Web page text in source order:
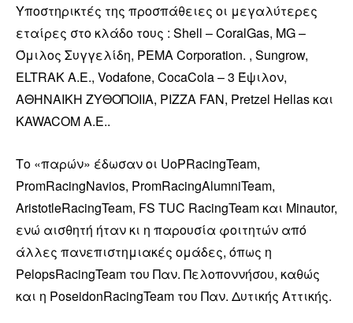
Υποστηρικτές της προσπάθειες οι μεγαλύτερες
εταίρες στο κλάδο τους : Shell – CoralGas, MG –
Όμιλος Συγγελίδη, PEMA Corporation. , Sungrow,
ELTRAK A.E., Vodafone, CocaCola – 3 Έψιλον,
ΑΘΗΝΑΙΚΗ ΖΥΘΟΠΟΙΙΑ, PIZZA FAN, Pretzel Hellas και
KAWACOM A.E..
Το «παρών» έδωσαν οι UoPRacingTeam,
PromRacingNavios, PromRacingAlumniTeam,
AristotleRacingTeam, FS TUC RacingTeam και Minautor,
ενώ αισθητή ήταν κι η παρουσία φοιτητών από
άλλες πανεπιστημιακές ομάδες, όπως η
PelopsRacingTeam του Παν. Πελοποννήσου, καθώς
και η PoseidonRacingTeam του Παν. Δυτικής Αττικής.